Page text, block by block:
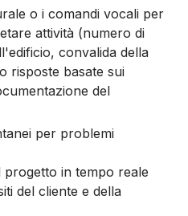
o i comandi vocali per
attività (numero di
convalida della
risposte basate sui
del
per problemi
progetto in tempo reale
del cliente e della